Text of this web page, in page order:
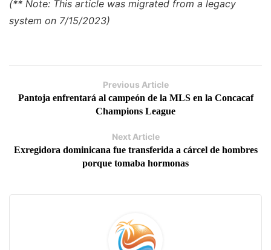
(** Note: This article was migrated from a legacy
system on 7/15/2023)
Previous Article
Pantoja enfrentará al campeón de la MLS en la Concacaf
Champions League
Next Article
Exregidora dominicana fue transferida a cárcel de hombres
porque tomaba hormonas